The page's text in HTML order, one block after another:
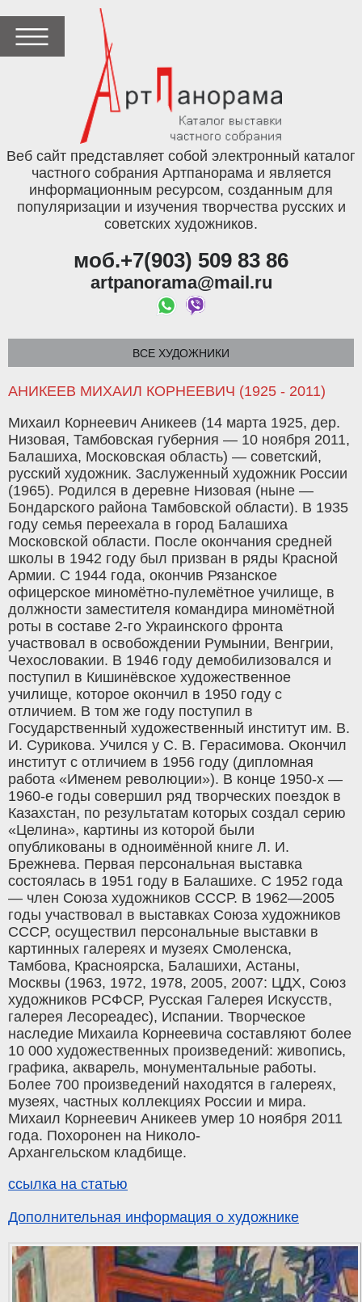
Веб сайт представляет собой электронный каталог
частного собрания Артпанорама и является
информационным ресурсом, созданным для
популяризации и изучения творчества русских и
советских художников.
моб.+7(903) 509 83 86
artpanorama@mail.ru
ВСЕ ХУДОЖНИКИ
АНИКЕЕВ МИХАИЛ КОРНЕЕВИЧ (1925 - 2011)
Михаил Корнеевич Аникеев (14 марта 1925, дер.
Низовая, Тамбовская губерния — 10 ноября 2011,
Балашиха, Московская область) — советский,
русский художник. Заслуженный художник России
(1965). Родился в деревне Низовая (ныне —
Бондарского района Тамбовской области). В 1935
году семья переехала в город Балашиха
Московской области. После окончания средней
школы в 1942 году был призван в ряды Красной
Армии. С 1944 года, окончив Рязанское
офицерское миномётно-пулемётное училище, в
должности заместителя командира миномётной
роты в составе 2-го Украинского фронта
участвовал в освобождении Румынии, Венгрии,
Чехословакии. В 1946 году демобилизовался и
поступил в Кишинёвское художественное
училище, которое окончил в 1950 году с
отличием. В том же году поступил в
Государственный художественный институт им. В.
И. Сурикова. Учился у С. В. Герасимова. Окончил
институт с отличием в 1956 году (дипломная
работа «Именем революции»). В конце 1950-х —
1960-е годы совершил ряд творческих поездок в
Казахстан, по результатам которых создал серию
«Целина», картины из которой были
опубликованы в одноимённой книге Л. И.
Брежнева. Первая персональная выставка
состоялась в 1951 году в Балашихе. С 1952 года
— член Союза художников СССР. В 1962—2005
годы участвовал в выставках Союза художников
СССР, осуществил персональные выставки в
картинных галереях и музеях Смоленска,
Тамбова, Красноярска, Балашихи, Астаны,
Москвы (1963, 1972, 1978, 2005, 2007: ЦДХ, Союз
художников РСФСР, Русская Галерея Искусств,
галерея Лесореадес), Испании. Творческое
наследие Михаила Корнеевича составляют более
10 000 художественных произведений: живопись,
графика, акварель, монументальные работы.
Более 700 произведений находятся в галереях,
музеях, частных коллекциях России и мира.
Михаил Корнеевич Аникеев умер 10 ноября 2011
года. Похоронен на Николо-
Архангельском кладбище.
ссылка на статью
Дополнительная информация о художнике